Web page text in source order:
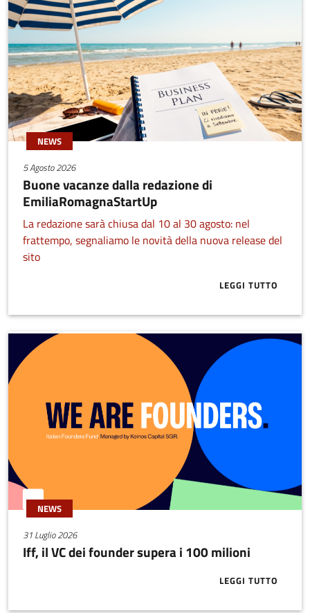
NEWS
5 Agosto 2026
Buone vacanze dalla redazione di
EmiliaRomagnaStartUp
La redazione sarà chiusa dal 10 al 30 agosto: nel
frattempo, segnaliamo le novità della nuova release del
sito
LEGGI TUTTO
ABOUT
NEWS
31 Luglio 2026
Iff, il VC dei founder supera i 100 milioni
LEGGI TUTTO
ABOUT IFF,